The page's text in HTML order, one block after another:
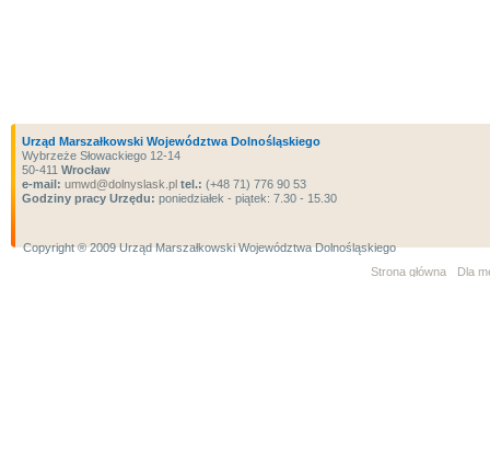
Urząd Marszałkowski Województwa Dolnośląskiego
Wybrzeże Słowackiego 12-14
50-411 Wrocław
e-mail: umwd@dolnyslask.pl tel.: (+48 71) 776 90 53
Godziny pracy Urzędu: poniedziałek - piątek: 7.30 - 15.30
Copyright ® 2009 Urząd Marszałkowski Województwa Dolnośląskiego
Strona główna
Dla